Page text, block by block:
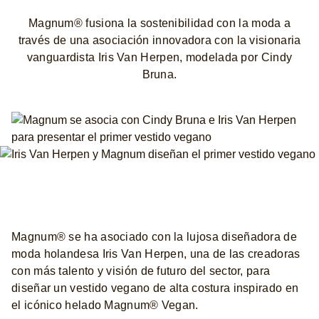
Magnum® fusiona la sostenibilidad con la moda a
través de una asociación innovadora con la visionaria
vanguardista Iris Van Herpen, modelada por Cindy
Bruna.
Magnum® se ha asociado con la lujosa diseñadora de
moda holandesa Iris Van Herpen, una de las creadoras
con más talento y visión de futuro del sector, para
diseñar un vestido vegano de alta costura inspirado en
el icónico helado Magnum® Vegan.